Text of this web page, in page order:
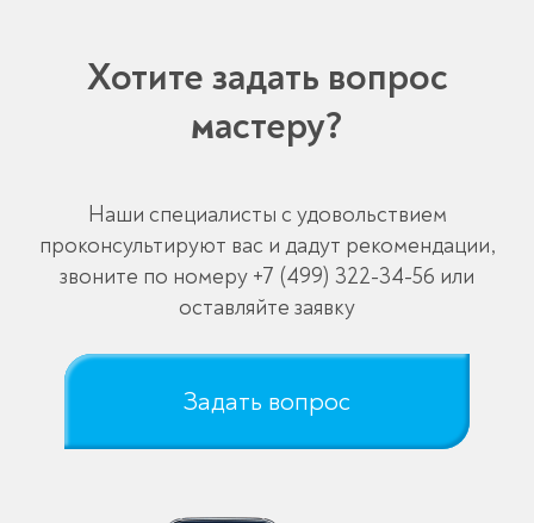
Хотите задать вопрос
мастеру?
Наши специалисты с удовольствием
проконсультируют вас и дадут рекомендации,
звоните по номеру +7 (499) 322-34-56 или
оставляйте заявку
Задать вопрос